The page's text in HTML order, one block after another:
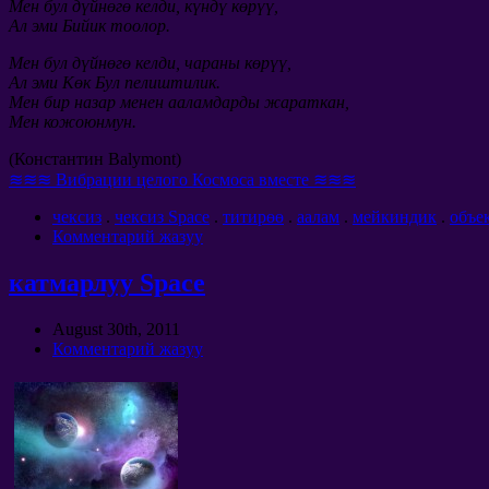
Мен бул дүйнөгө келди, күндү көрүү,
Ал эми Бийик тоолор.
Мен бул дүйнөгө келди, чараны көрүү,
Ал эми Көк Бул пелиштилик.
Мен бир назар менен ааламдарды жараткан,
Мен кожоюнмун.
(Константин Balymont)
≋≋≋ Вибрации целого Космоса вместе ≋≋≋
чексиз . чексиз Space . титирөө . аалам . мейкиндик .
Комментарий жазуу
катмарлуу Space
August 30th, 2011
Комментарий жазуу